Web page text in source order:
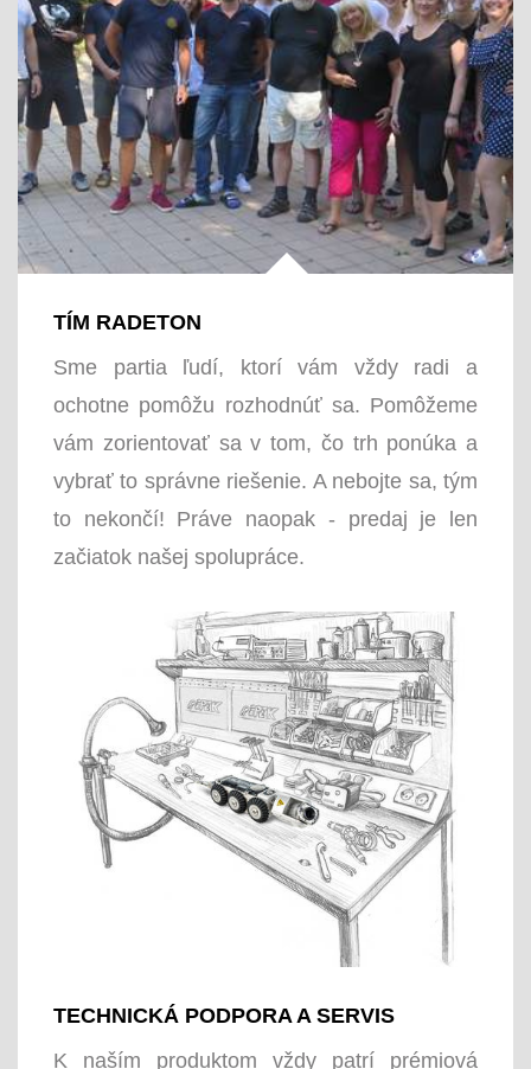
TÍM RADETON
Sme partia ľudí, ktorí vám vždy radi a
ochotne pomôžu rozhodnúť sa. Pomôžeme
vám zorientovať sa v tom, čo trh ponúka a
vybrať to správne riešenie. A nebojte sa, tým
to nekončí! Práve naopak - predaj je len
začiatok našej spolupráce.
TECHNICKÁ PODPORA A SERVIS
K naším produktom vždy patrí prémiová